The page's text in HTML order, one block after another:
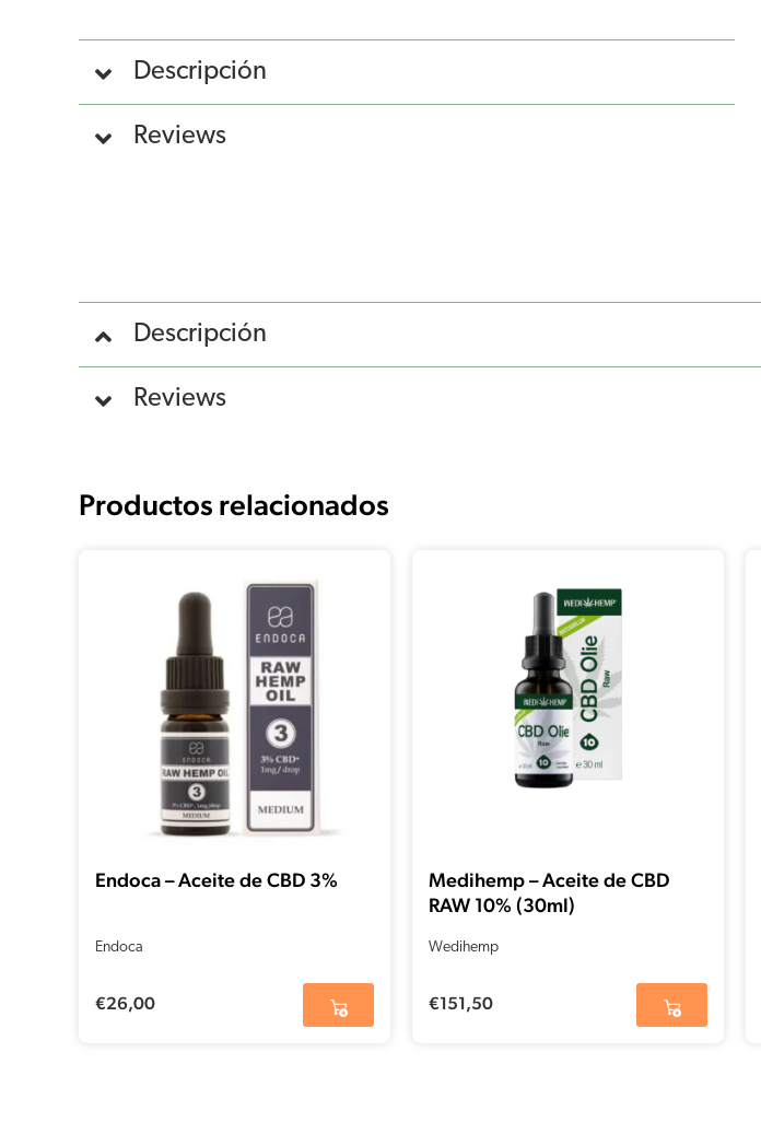
Descripción
Reviews
Descripción
Reviews
Productos relacionados
Endoca – Aceite de CBD 3%
Endoca
€26,00
Medihemp – Aceite de CBD
RAW 10% (30ml)
Wedihemp
€151,50